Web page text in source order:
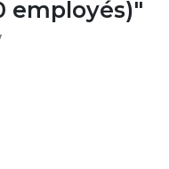
employés)"